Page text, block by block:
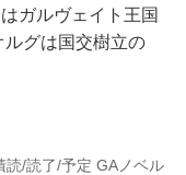
ガルヴェイト王国
ルグは国交樹立の
読/読了/予定 GAノベル